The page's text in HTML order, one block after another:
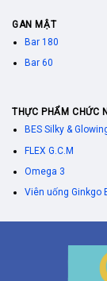
GAN MẬT
Bar 180
Bar 60
THỰC PHẨM CHỨC
BES Silky &
FLEX G.C.M
Omega 3
Viên uống Ginkgo